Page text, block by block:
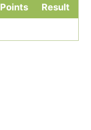
Points
Result